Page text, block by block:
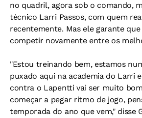
no quadril, agora sob o comando,
técnico Larri Passos, com quem
recentemente. Mas ele garante
competir novamente entre os
"Estou treinando bem, estamos
puxado aqui na academia do Larri
contra o Lapentti vai ser muito
começar a pegar ritmo de jogo,
temporada do ano que vem," disse